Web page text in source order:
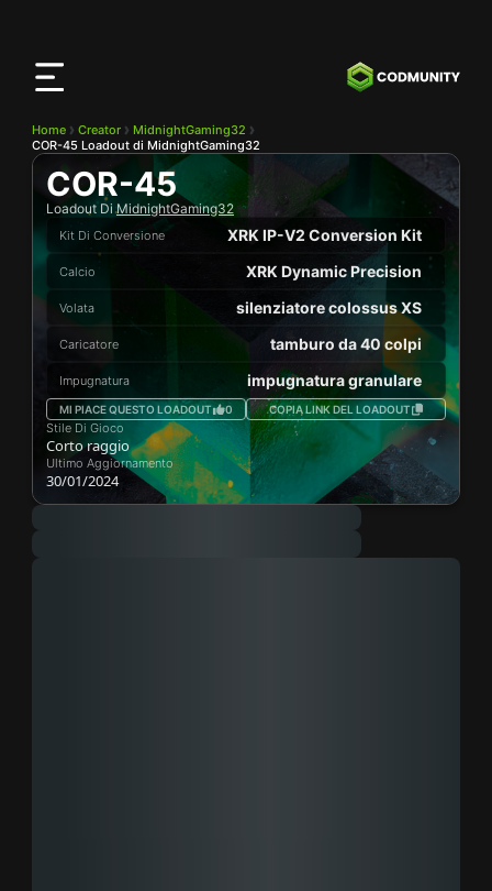
Home Creator
MidnightGaming32
COR-45 Loadout di MidnightGaming32
COR-45
Loadout DiMidnightGaming32
Kit Di Conversione XRK IP-V2 Conversion Kit
Calcio XRK Dynamic Precision
Volata silenziatore colossus XS
Caricatore tamburo da 40 colpi
Impugnatura impugnatura granulare
MI PIACE QUESTO LOADOUT 0 COPIA LINK DEL LOADOUT
Stile Di Gioco
Corto raggio
Ultimo Aggiornamento
30/01/2024